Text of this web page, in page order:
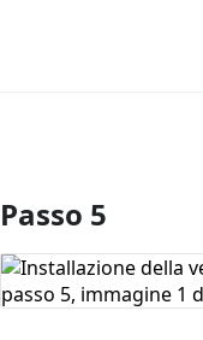
Aggiungi
Passo 5